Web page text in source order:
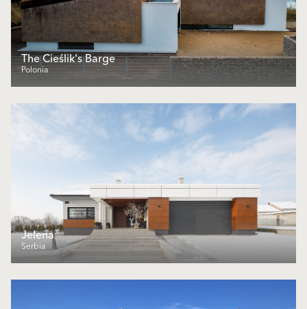
The Cieślik's Barge
Polonia
Jelena
Serbia